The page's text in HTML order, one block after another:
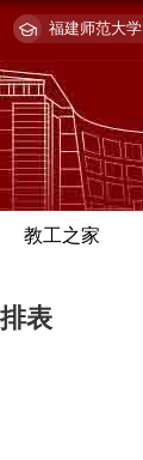
福建师范大学
教工之家
表